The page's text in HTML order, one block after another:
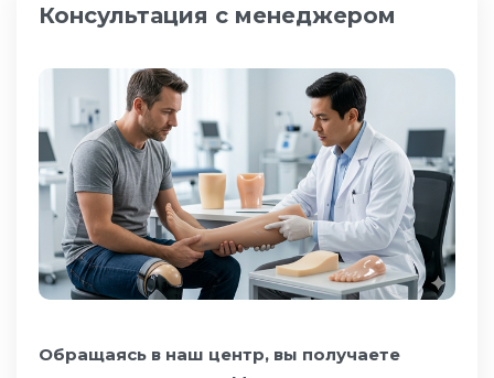
Консультация с менеджером
Обращаясь в наш центр, вы получаете